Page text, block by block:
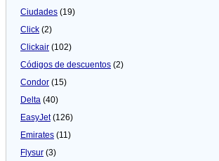
Ciudades (19)
Click (2)
Clickair (102)
Códigos de descuentos (2)
Condor (15)
Delta (40)
EasyJet(126)
Emirates (11)
Flysur (3)